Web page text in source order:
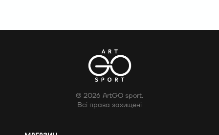
© 2026 ArtGO sport.
Всі права захищені